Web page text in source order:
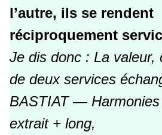
l’autre, ils se rendent
réciproquement
Je dis donc : La valeur,
de deux services
BASTIAT — Harmonies
extrait + long,